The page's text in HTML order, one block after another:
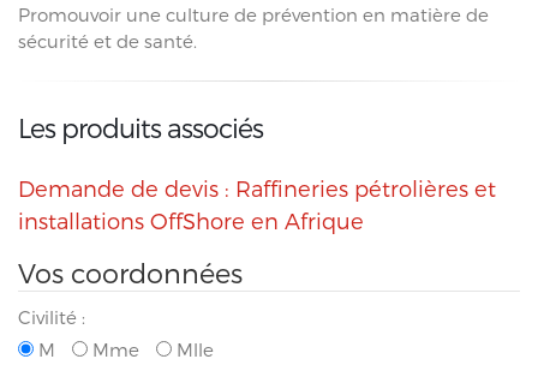
Promouvoir une culture de prévention en matière de
sécurité et de santé.
Les produits associés
Demande de devis : Raffineries pétrolières et
installations OffShore en Afrique
Vos coordonnées
Civilité :
M
Mme
Mlle